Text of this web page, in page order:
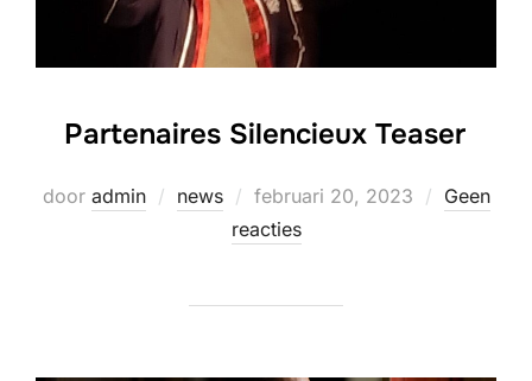
Partenaires Silencieux Teaser
door admin news
Geplaatst
op
februari 20, 2023
Geen
reacties